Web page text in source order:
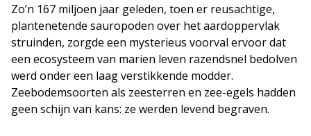
Zo’n 167 miljoen jaar geleden, toen er reusachtige,
plantenetende sauropoden over het aardoppervlak
struinden, zorgde een mysterieus voorval ervoor dat
een ecosysteem van marien leven razendsnel bedolven
werd onder een laag verstikkende modder.
Zeebodemsoorten als zeesterren en zee-egels hadden
geen schijn van kans: ze werden levend begraven.